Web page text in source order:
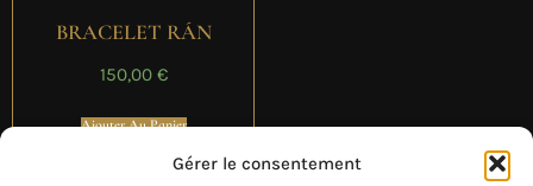
Gérer le consentement
BRACELET RÁN
150,00 €
Ajouter Au Panier